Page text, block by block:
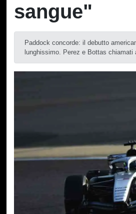
sangue"
Paddock concorde: il debutto
lunghissimo. Perez e Bottas